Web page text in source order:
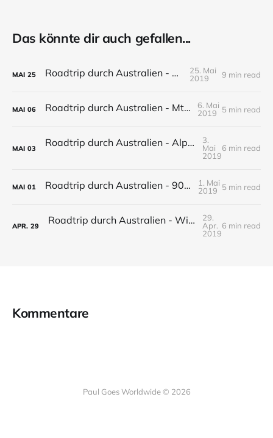
Das könnte dir auch gefallen...
MAI 25 Roadtrip durch Australien - Canberra
25. Mai
2019
9 min read
MAI 06 Roadtrip durch Australien - Mt Kosciuszko
6. Mai
2019
5 min read
MAI 03 Roadtrip durch Australien - Alpine National Park
3.
Mai
2019
6 min read
MAI 01 Roadtrip durch Australien - 90 Mile Beach
1. Mai
2019 5 min read
APR. 29 Roadtrip durch Australien - Wilsons Promontory National Park
29.
Apr.
2019
6 min read
Kommentare
Paul Goes Worldwide © 2026